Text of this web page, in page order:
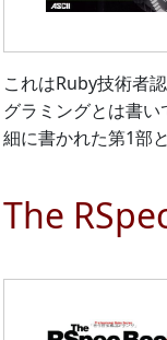
これはRuby技術者
グラミングとは書
細に書かれた第1部
The